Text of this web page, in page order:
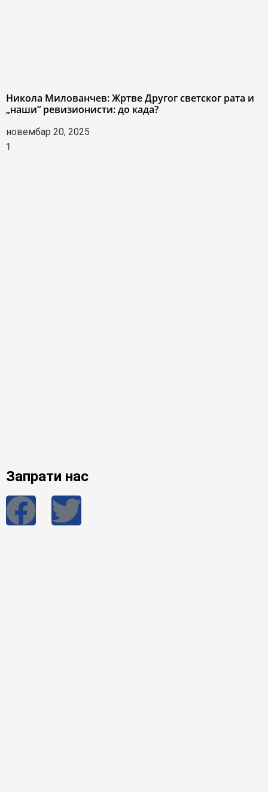
Никола Милованчев: Жртве Другог светског рата и
„наши“ ревизионисти: до када?
новембар 20, 2025
Запрати нас